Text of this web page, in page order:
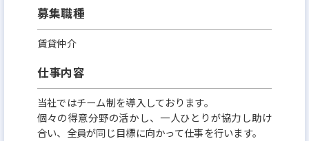
募集職種
賃貸仲介
仕事内容
当社ではチーム制を導入しております。
個々の得意分野の活かし、一人ひとりが協力し助け
合い、全員が同じ目標に向かって仕事を行います。